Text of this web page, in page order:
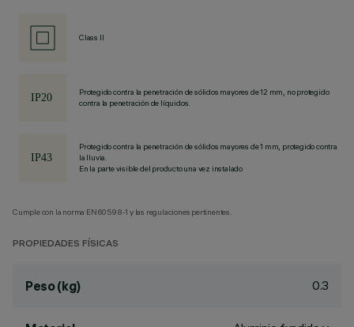
Class II
Protegido contra la penetración de sólidos mayores de 12 mm, no protegido
contra la penetración de líquidos.
Protegido contra la penetración de sólidos mayores de 1 mm, protegido contra
la lluvia.
En la parte visible del producto una vez instalado
Cumple con la norma EN60598-1 y las regulaciones pertinentes.
PROPIEDADES FÍSICAS
Peso (kg) 0.3